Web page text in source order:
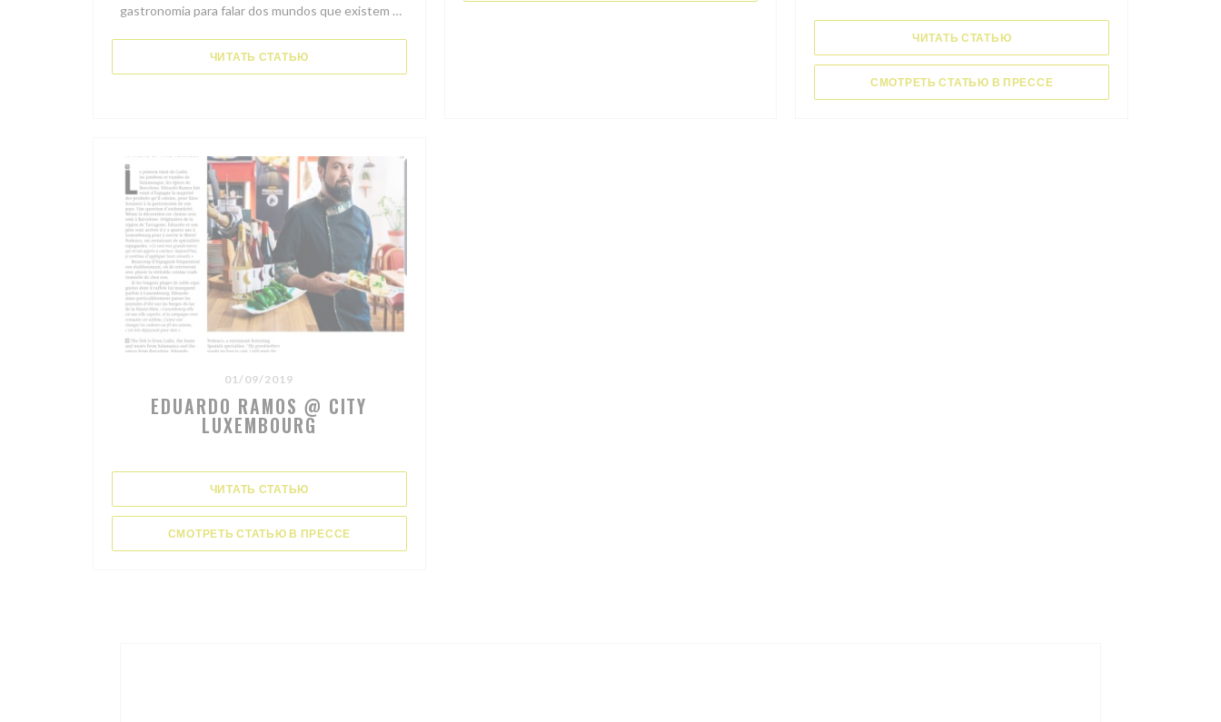
gastronomia para falar dos mundos que existem à
A luta de um cozinheiro espanhol para introduzir
novos ingredientes e uma nova forma de comer num
ЧИТАТЬ СТАТЬЮ
the finest products from Spain for rich and
authentic flavours. Expect padrón peppers with
ЧИТАТЬ СТАТЬЮ((ОТКРЫВАЕТСЯ В НОВОМ ОКНЕ))
СМОТРЕТЬ СТАТЬЮ В ПРЕССЕ((ОТКРЫВАЕТСЯ В НОВОМ
01/09/2019
EDUARDO RAMOS @ CITY
LUXEMBOURG
ЧИТАТЬ СТАТЬЮ
СМОТРЕТЬ СТАТЬЮ В ПРЕССЕ((ОТКРЫВАЕТСЯ В НОВОМ ОКНЕ))